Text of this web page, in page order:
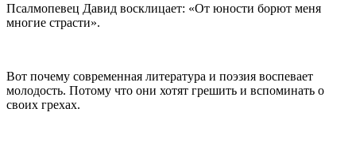
Псалмопевец Давид восклицает:
От юности борют меня
многие страсти .
Вот почему современная литература и поэзия воспевает
молодость. Потому что они хотят грешить и вспоминать о
своих грехах.